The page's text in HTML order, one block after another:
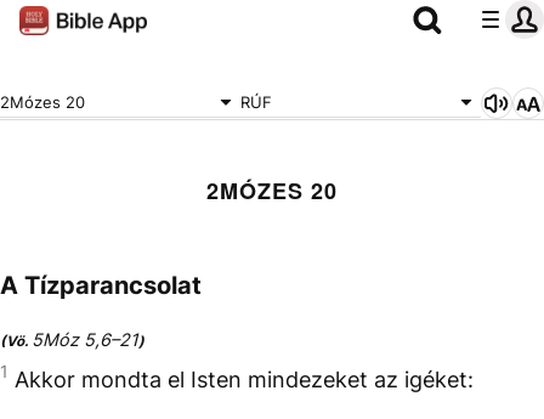
2Mózes 20 RÚF
2MÓZES 20
A Tízparancsolat
(Vö. 5Móz 5,6–21)
1 Akkor mondta el Isten mindezeket az igéket: